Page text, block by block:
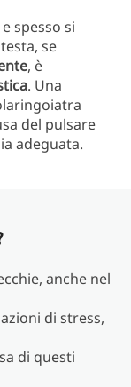
spesso si
se
, è
. Una
del pulsare
adeguata.
anche nel
di stress,
di questi